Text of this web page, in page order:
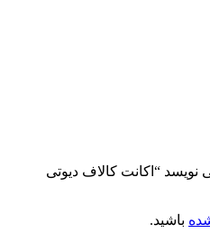
نویسد “اکانت کالاف دیوتی
باشید.